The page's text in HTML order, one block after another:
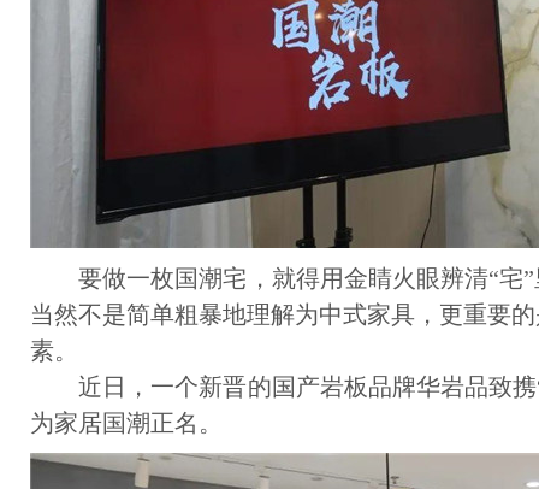
要做一枚国潮宅，就得用金睛火眼辨清“宅”
当然不是简单粗暴地理解为中式家具，更重要
素。
近日，一个新晋的国产岩板品牌华岩品致携
为家居国潮正名。